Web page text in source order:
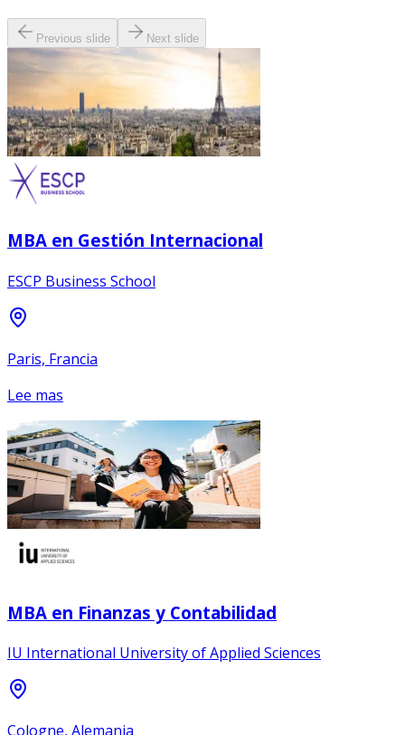
Previous slide Next slide
MBA en Gestión Internacional
ESCP Business School
Paris, Francia
Lee mas
MBA en Finanzas y Contabilidad
IU International University of Applied Sciences
Cologne, Alemania